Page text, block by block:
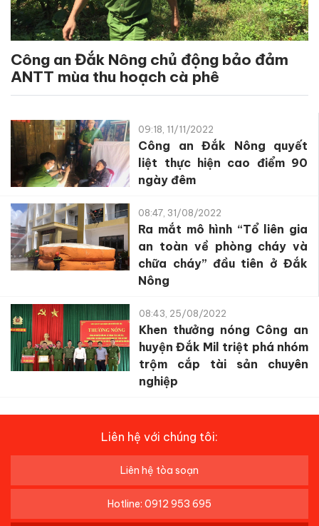
Công an Đắk Nông chủ động bảo đảm
ANTT mùa thu hoạch cà phê
09:18, 11/11/2022
Công an Đắk Nông quyết
liệt thực hiện cao điểm 90
ngày đêm
08:47, 31/08/2022
Ra mắt mô hình “Tổ liên gia
an toàn về phòng cháy và
chữa cháy” đầu tiên ở Đắk
Nông
08:43, 25/08/2022
Khen thưởng nóng Công an
huyện Đắk Mil triệt phá nhóm
trộm cắp tài sản chuyên
nghiệp
Liên hệ với chúng tôi:
Liên hệ tòa soạn
Hotline: 0912 953 695